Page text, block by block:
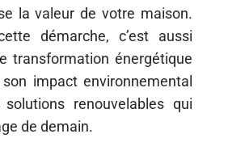
la valeur de votre maison.
démarche, c’est aussi
transformation énergétique
impact environnemental
renouvelables qui
de demain.